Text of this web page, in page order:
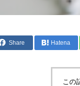
Share Hatena
この